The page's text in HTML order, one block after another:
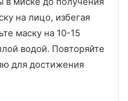
на лицо, избегая
маску на 10-15
водой. Повторяйте
для достижения